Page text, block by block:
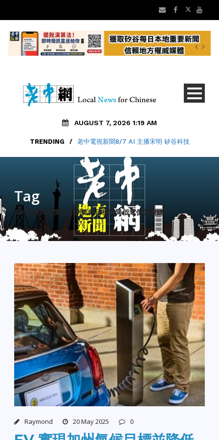
AUGUST 7, 2026 1:19 AM
TRENDING / 老中電視新聞8/7 AI 主播宋明 矽谷科技
Tag
EV 的取得是實現加州氣候目標並降低電價的關鍵
Raymond 20 May 2025 0